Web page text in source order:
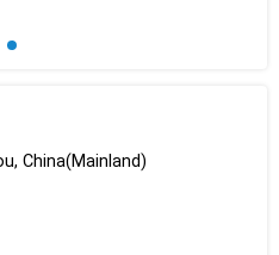
China(Mainland)